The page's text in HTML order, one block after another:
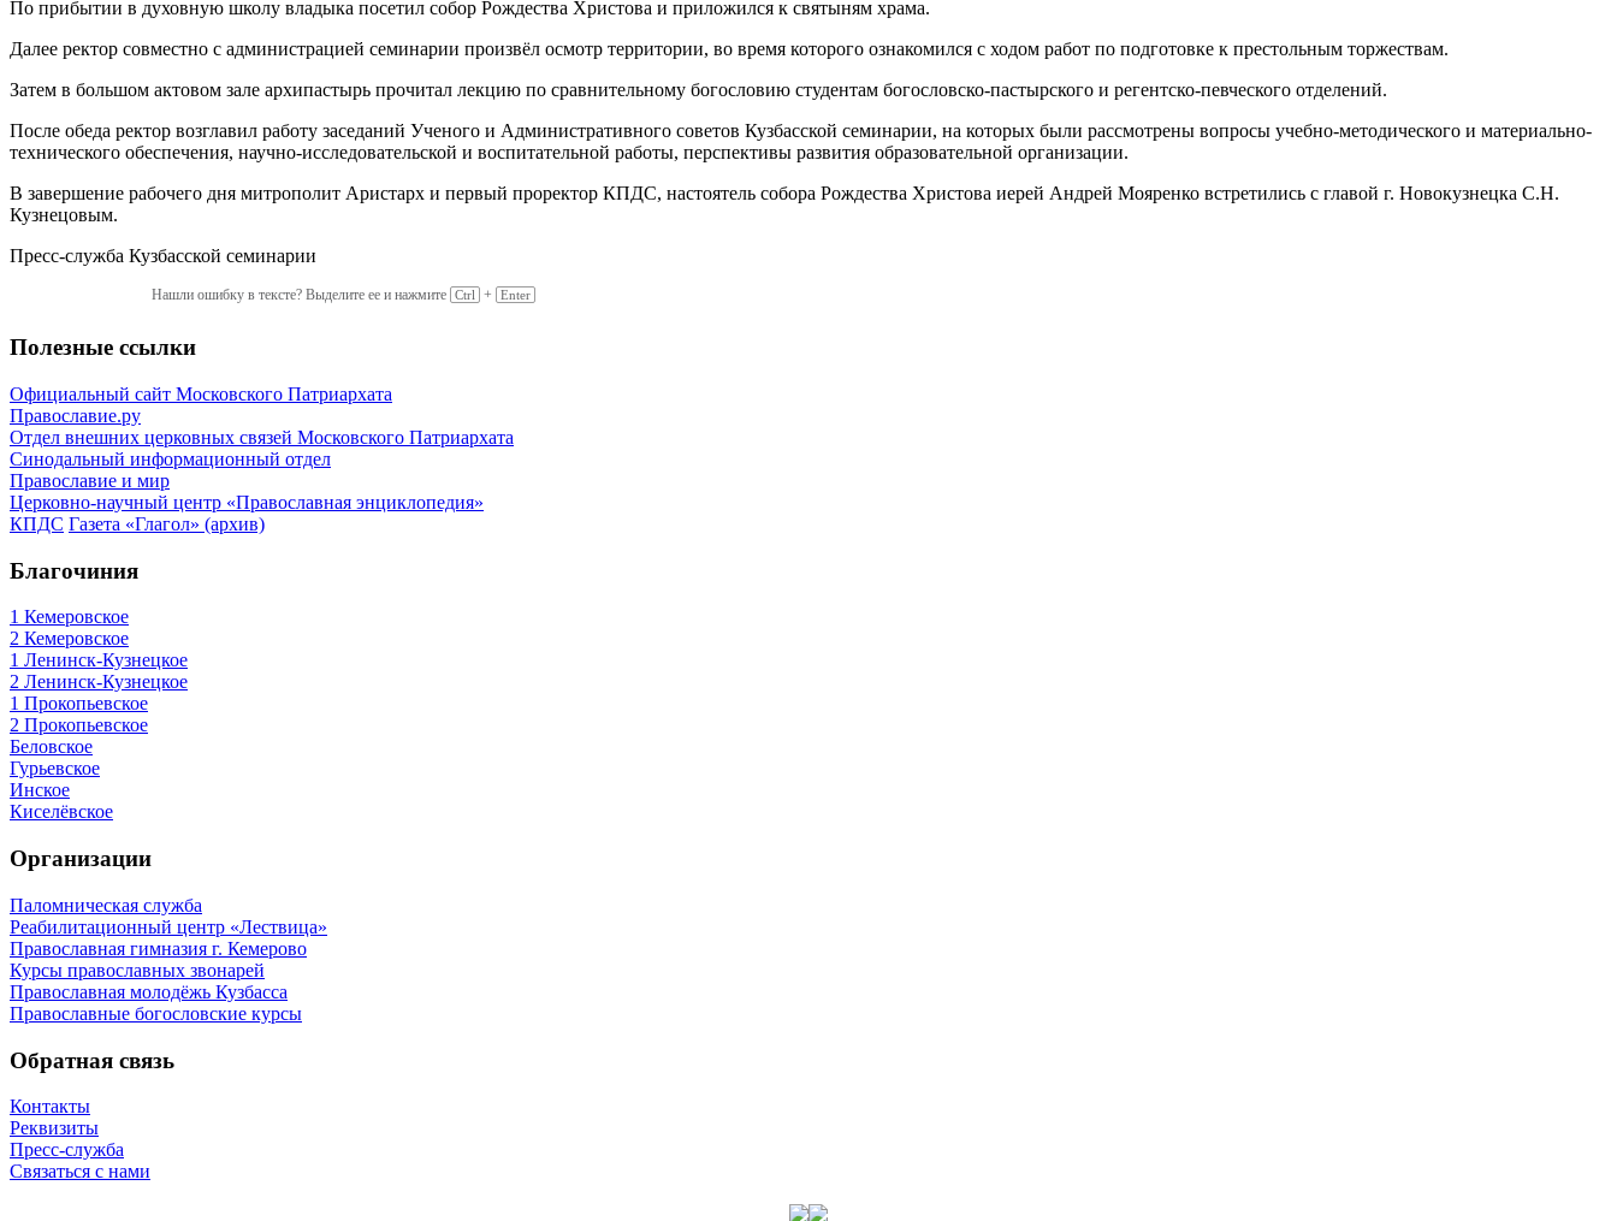
По прибытии в духовную школу владыка посетил собор Рождества Христова и приложился к святыням храма.
Далее ректор совместно с администрацией семинарии произвёл осмотр территории, во время которого ознакомился с ходом работ по подготовке к престольным торжествам.
Затем в большом актовом зале архипастырь прочитал лекцию по сравнительному богословию студентам богословско-пастырского и регентско-певческого отделений.
После обеда ректор возглавил работу заседаний Ученого и Административного советов Кузбасской семинарии, на которых были рассмотрены вопросы учебно-методического и материально-
технического обеспечения, научно-исследовательской и воспитательной работы, перспективы развития образовательной организации.
В завершение рабочего дня митрополит Аристарх и первый проректор КПДС, настоятель собора Рождества Христова иерей Андрей Мояренко встретились с главой г. Новокузнецка С.Н.
Кузнецовым.
Пресс-служба Кузбасской семинарии
Нашли ошибку в тексте? Выделите ее и нажмите Ctrl + Enter
Полезные ссылки
Официальный сайт Московского Патриархата
Православие.ру
Отдел внешних церковных связей Московского Патриархата
Синодальный информационный отдел
Православие и мир
Церковно-научный центр «Православная энциклопедия»
КПДС Газета «Глагол» (архив)
Благочиния
1 Кемеровское
2 Кемеровское
1 Ленинск-Кузнецкое
2 Ленинск-Кузнецкое
1 Прокопьевское
2 Прокопьевское
Беловское
Гурьевское
Инское
Киселёвское
Организации
Паломническая служба
Реабилитационный центр «Лествица»
Православная гимназия г. Кемерово
Курсы православных звонарей
Православная молодёжь Кузбасса
Православные богословские курсы
Обратная связь
Контакты
Реквизиты
Пресс-служба
Связаться с нами